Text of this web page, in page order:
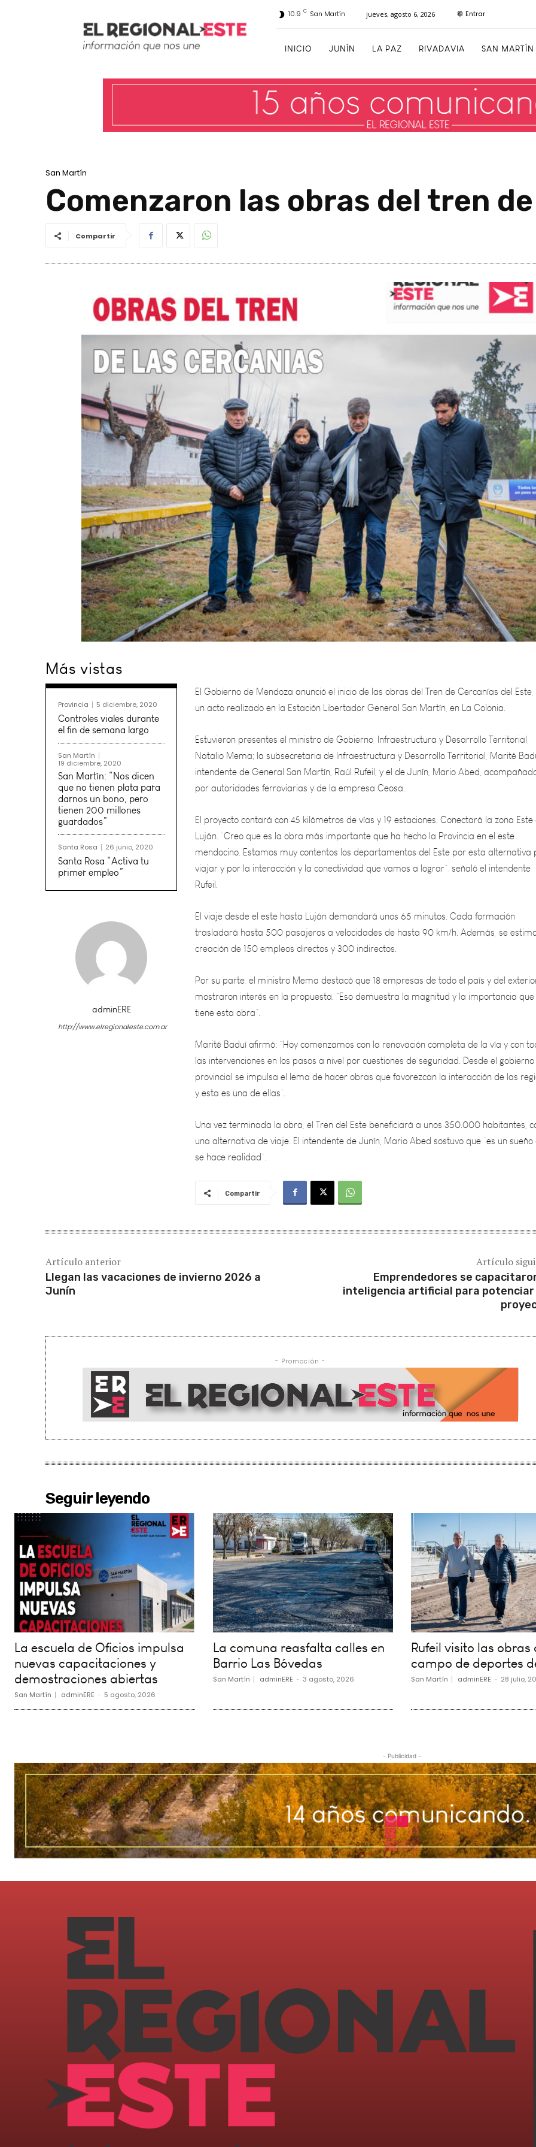
10.9 C San Martín jueves, agosto 6, 2026 Entrar
INICIO JUNÍN LA PAZ RIVADAVIA SAN MARTÍN
San Martín
Comenzaron las obras del tren
Compartir
Más vistas
Provincia 5 diciembre, 2020
Controles viales durante
el fin de semana largo
San Martín
19 diciembre, 2020
San Martín: “Nos dicen
que no tienen plata para
darnos un bono, pero
tienen 200 millones
guardados”
Santa Rosa 26 junio, 2020
Santa Rosa “Activa tu
primer empleo”
adminERE
http://www.elregionaleste.com.ar
un acto realizado en la Estación Libertador General San Martín, en La Colonia.
Estuvieron presentes el ministro de Gobierno, Infraestructura y Desarrollo Territorial,
Natalio Mema; la subsecretaria de Infraestructura y Desarrollo Territorial, Marité Baduí; el
intendente de General San Martín, Raúl Rufeil, y el de Junín, Mario Abed,
por autoridades ferroviarias y de la empresa Ceosa.
El proyecto contará con 45 kilómetros de vías y 19 estaciones. Conectará la zona Este con
Luján. “Creo que es la obra más importante que ha hecho la Provincia en el este
mendocino. Estamos muy contentos los departamentos del Este por esta
viajar y por la interacción y la conectividad que vamos a lograr”, señaló el intendente
Rufeil.
El viaje desde el este hasta Luján demandará unos 65 minutos. Cada formación
trasladará hasta 500 pasajeros a velocidades de hasta 90 km/h. Además, se estima la
creación de 150 empleos directos y 300 indirectos.
Por su parte, el ministro Mema destacó que 18 empresas de todo el país y del exterior
mostraron interés en la propuesta. “Eso demuestra la magnitud y la importancia que
tiene esta obra”.
Marité Baduí afirmó: “Hoy comenzamos con la renovación completa de la vía y con todas
las intervenciones en los pasos a nivel por cuestiones de seguridad. Desde el gobierno
provincial se impulsa el lema de hacer obras que favorezcan la interacción de las
y esta es una de ellas”.
Una vez terminada la obra, el Tren del Este beneficiará a unos 350.000 habitantes, como
una alternativa de viaje. El intendente de Junín, Mario Abed sostuvo que “es un
se hace realidad”.
Compartir
Artículo anterior
Llegan las vacaciones de invierno 2026 a
Junín
Artículo
Emprendedores se
inteligencia artificial para potenciar
- Promoción -
Seguir leyendo
La escuela de Oficios impulsa
nuevas capacitaciones y
demostraciones abiertas
San Martín adminERE - 5 agosto, 2026
La comuna reasfalta calles en
Barrio Las Bóvedas
San Martín adminERE - 3 agosto, 2026
Rufeil visito las obras
campo de deportes
San Martín adminERE - 28 julio,
- Publicidad -